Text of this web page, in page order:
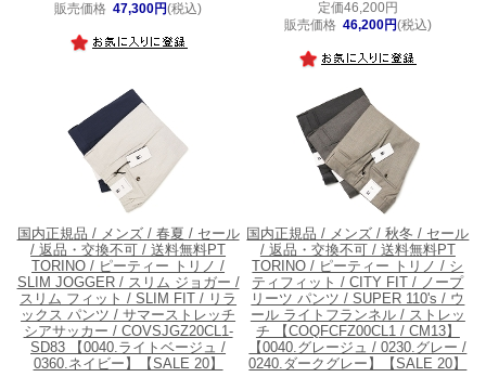
販売価格 47,300円(税込)
定価46,200円
販売価格 46,200円(税込)
国内正規品 / メンズ / 春夏 / セール
/ 返品・交換不可 / 送料無料PT
TORINO / ピーティー トリノ /
SLIM JOGGER / スリム ジョガー /
スリム フィット / SLIM FIT / リラ
ックス パンツ / サマーストレッチ
シアサッカー / COVSJGZ20CL1-
SD83 【0040.ライトベージュ /
0360.ネイビー】【SALE 20】
国内正規品 / メンズ / 秋冬 / セール
/ 返品・交換不可 / 送料無料PT
TORINO / ピーティー トリノ / シ
ティフィット / CITY FIT / ノープ
リーツ パンツ / SUPER 110's / ウ
ール ライトフランネル / ストレッ
チ 【COQFCFZ00CL1 / CM13】
【0040.グレージュ / 0230.グレー /
0240.ダークグレー】【SALE 20】